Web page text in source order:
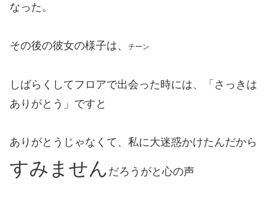
なった。
その後の彼女の様子は、 チーン
しばらくしてフロアで出会った時には、「さっきは
ありがとう」ですと
ありがとうじゃなくて、私に大迷惑かけたんだから
すみません だろうがと心の声